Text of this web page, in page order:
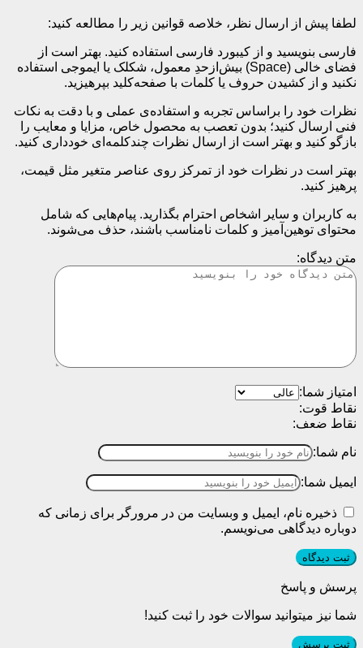
لطفا پیش از ارسال نظر، خلاصه قوانین زیر را مطالعه کنید:
فارسی بنویسید و از کیبورد فارسی استفاده کنید. بهتر است از
فضای خالی (Space) بیش‌از‌حدِ معمول، شکلک یا ایموجی استفاده
نکنید و از کشیدن حروف یا کلمات با صفحه‌کلید بپرهیزید.
نظرات خود را براساس تجربه و استفاده‌ی عملی و با دقت به نکات
فنی ارسال کنید؛ بدون تعصب به محصول خاص، مزایا و معایب را
بازگو کنید و بهتر است از ارسال نظرات چندکلمه‌‌ای خودداری کنید.
بهتر است در نظرات خود از تمرکز روی عناصر متغیر مثل قیمت،
پرهیز کنید.
به کاربران و سایر اشخاص احترام بگذارید. پیام‌هایی که شامل
محتوای توهین‌آمیز و کلمات نامناسب باشند، حذف می‌شوند.
متن دیدگاه:
امتیاز شما:
نقاط قوت:
نقاط ضعف:
نام شما:
ایمیل شما:
ذخیره نام، ایمیل و وبسایت من در مرورگر برای زمانی که
دوباره دیدگاهی می‌نویسم.
پرسش و پاسخ
شما نیز میتوانید سوالات خود را ثبت کنید!
ثبت پرسش